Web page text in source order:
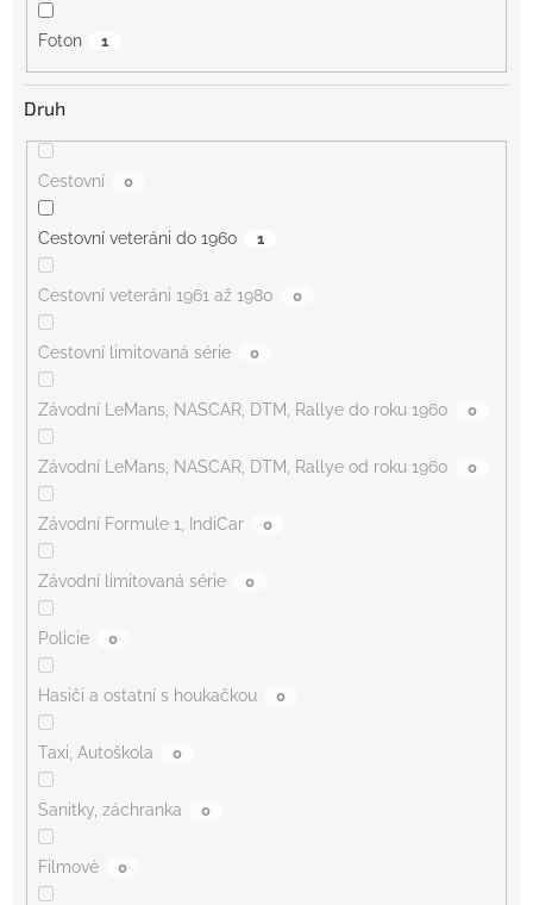
Foton 1
Druh
Cestovní 0
Cestovní veteráni do 1960 1
Cestovní veteráni 1961 až 1980 0
Cestovní limitovaná série 0
Závodní LeMans, NASCAR, DTM, Rallye do roku 1960 0
Závodní LeMans, NASCAR, DTM, Rallye od roku 1960 0
Závodní Formule 1, IndiCar 0
Závodní limitovaná série 0
Policie 0
Hasiči a ostatní s houkačkou 0
Taxi, Autoškola 0
Sanitky, záchranka 0
Filmové 0